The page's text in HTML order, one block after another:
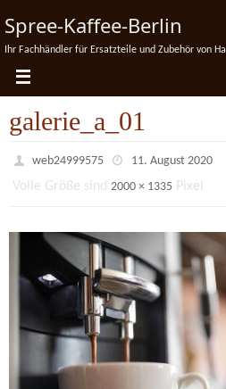
Inhalt
Spree-Kaffee-Berlin
Ihr Fachhändler für Ersatzteile und Zubehör von
galerie_a_01
web24999575 11. August 2020
Volle Größe sind 2000 × 1335 Pixel